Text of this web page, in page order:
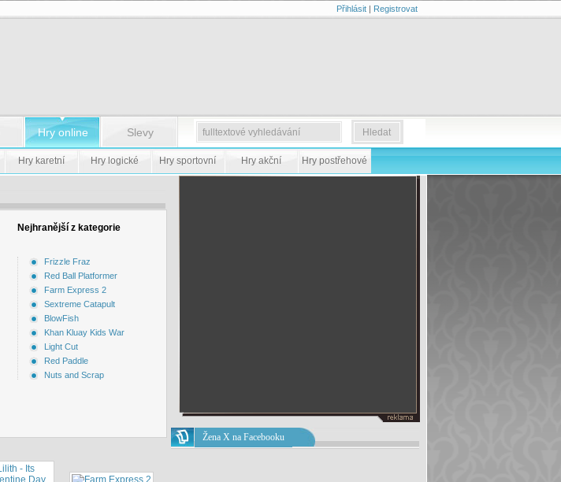
Přihlásit| Registrovat
Hry online Slevy
Hry karetní Hry logické Hry sportovní Hry akční Hry postřehové
Nejhranější z kategorie
Frizzle Fraz
Red Ball Platformer
Farm Express 2
Sextreme Catapult
BlowFish
Khan Kluay Kids War
Light Cut
Red Paddle
Nuts and Scrap
Žena X na Facebooku